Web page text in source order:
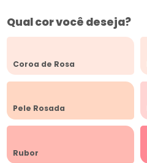
Qual cor você deseja?
Coroa de Rosa
Pele Rosada
Rubor